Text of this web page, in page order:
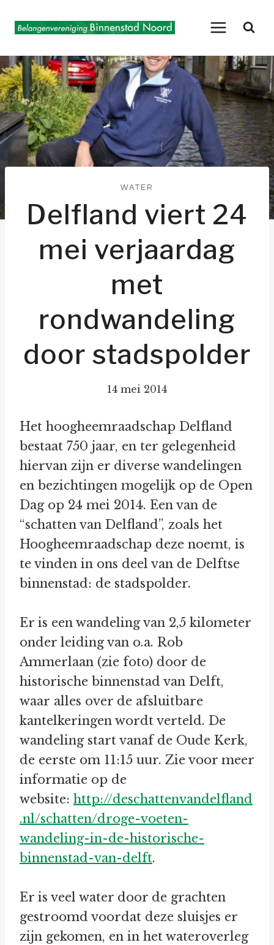
naar
WATER
Delfland viert 24
mei verjaardag
met
rondwandeling
door stadspolder
14 mei 2014
Het hoogheemraadschap Delfland
bestaat 750 jaar, en ter gelegenheid
hiervan zijn er diverse wandelingen
en bezichtingen mogelijk op de Open
Dag op 24 mei 2014. Een van de
“schatten van Delfland”, zoals het
Hoogheemraadschap deze noemt, is
te vinden in ons deel van de Delftse
binnenstad: de stadspolder.
Er is een wandeling van 2,5 kilometer
onder leiding van o.a. Rob
Ammerlaan (zie foto) door de
historische binnenstad van Delft,
waar alles over de afsluitbare
kantelkeringen wordt verteld. De
wandeling start vanaf de Oude Kerk,
de eerste om 11:15 uur. Zie voor meer
informatie op de
website: http://deschattenvandelfland
.nl/schatten/droge-voeten-
wandeling-in-de-historische-
binnenstad-van-delft.
Er is veel water door de grachten
gestroomd voordat deze sluisjes er
zijn gekomen, en in het wateroverleg